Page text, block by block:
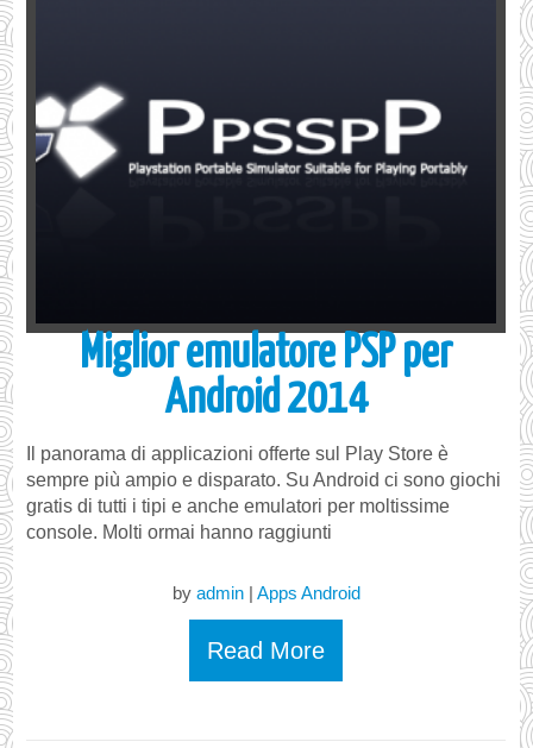
Miglior emulatore PSP per
Android 2014
Il panorama di applicazioni offerte sul Play Store è
sempre più ampio e disparato. Su Android ci sono giochi
gratis di tutti i tipi e anche emulatori per moltissime
console. Molti ormai hanno raggiunti
by admin| Apps Android
Read More